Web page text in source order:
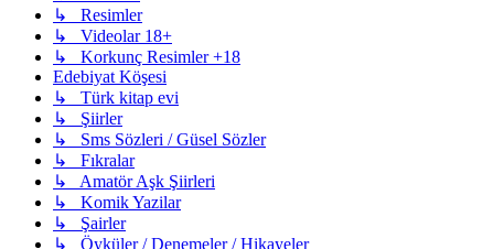
↳ Resimler
↳ Videolar 18+
↳ Korkunç Resimler +18
Edebiyat Köşesi
↳ Türk kitap evi
↳ Şiirler
↳ Sms Sözleri / Güsel Sözler
↳ Fıkralar
↳ Amatör Aşk Şiirleri
↳ Komik Yazilar
↳ Şairler
↳ Öyküler / Denemeler / Hikayeler